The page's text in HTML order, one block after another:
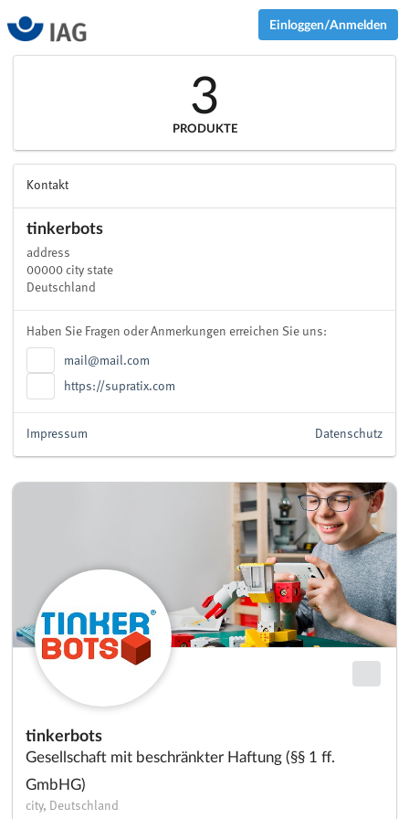
Einloggen/Anmelden
tinkerbots
Gesellschaft mit beschränkter Haftung (§§ 1 ff.
GmbHG)
city, Deutschland
3
PRODUKTE
Kontakt
tinkerbots
address
00000 city state
Deutschland
Haben Sie Fragen oder Anmerkungen erreichen Sie uns:
mail@mail.com
https://supratix.com
Datenschutz
Impressum